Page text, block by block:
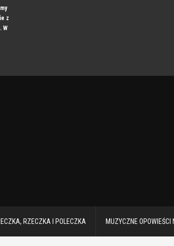
z
W
RZECZKA I POLECZKA MUZYCZNE OPOWIEŚCI